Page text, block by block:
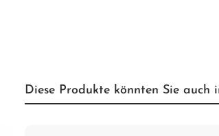
Diese Produkte könnten Sie auch